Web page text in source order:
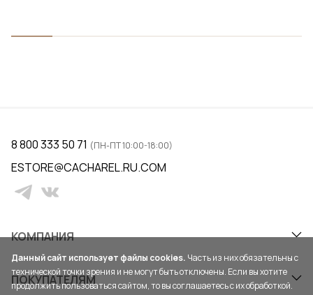
КОМПАНИЯ
ПОКУПАТЕЛЯМ
8 800 333 50 71 (ПН-ПТ 10:00-18:00)
ESTORE@CACHAREL.RU.COM
Данный сайт использует файлы cookies. Часть из них обязательны с
технической точки зрения и не могут быть отключены. Если вы хотите
продолжить пользоваться сайтом, то вы соглашаетесь с их обработкой.